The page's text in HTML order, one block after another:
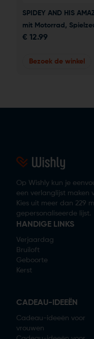
SPIDEY AND HIS
mit Motorrad,
€ 12.99
Bezoek de winkel
Op Wishly kun je
een verlanglijst maken
Kies uit meer dan 229
gepersonaliseerde lijst.
HANDIGE LINKS
Verjaardag
Bruiloft
Geboorte
Kerst
CADEAU-IDEEËN
Cadeau-ideeën voor
vrouwen